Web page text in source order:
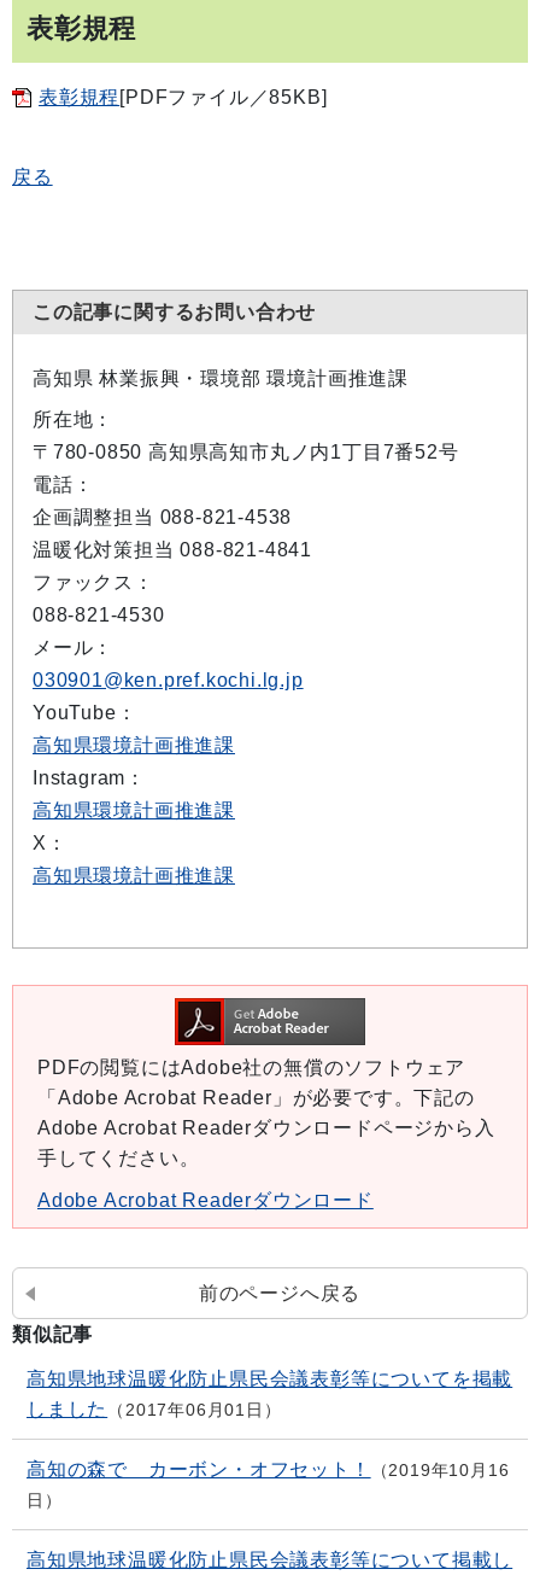
表彰規程
表彰規程 [PDFファイル／85KB]
戻る
この記事に関するお問い合わせ
高知県 林業振興・環境部 環境計画推進課
所在地：
〒780-0850 高知県高知市丸ノ内1丁目7番52号
電話：
企画調整担当 088-821-4538
温暖化対策担当 088-821-4841
ファックス：
088-821-4530
メール：
030901@ken.pref.kochi.lg.jp
YouTube：
高知県環境計画推進課
Instagram：
高知県環境計画推進課
X：
高知県環境計画推進課
PDFの閲覧にはAdobe社の無償のソフトウェア
「Adobe Acrobat Reader」が必要です。下記の
Adobe Acrobat Readerダウンロードページから入
手してください。
Adobe Acrobat Readerダウンロード
前のページへ戻る
類似記事
高知県地球温暖化防止県民会議表彰等についてを掲載
しました
2017年06月01日
高知の森で カーボン・オフセット！
2019年10月16
日
高知県地球温暖化防止県民会議表彰等について掲載し